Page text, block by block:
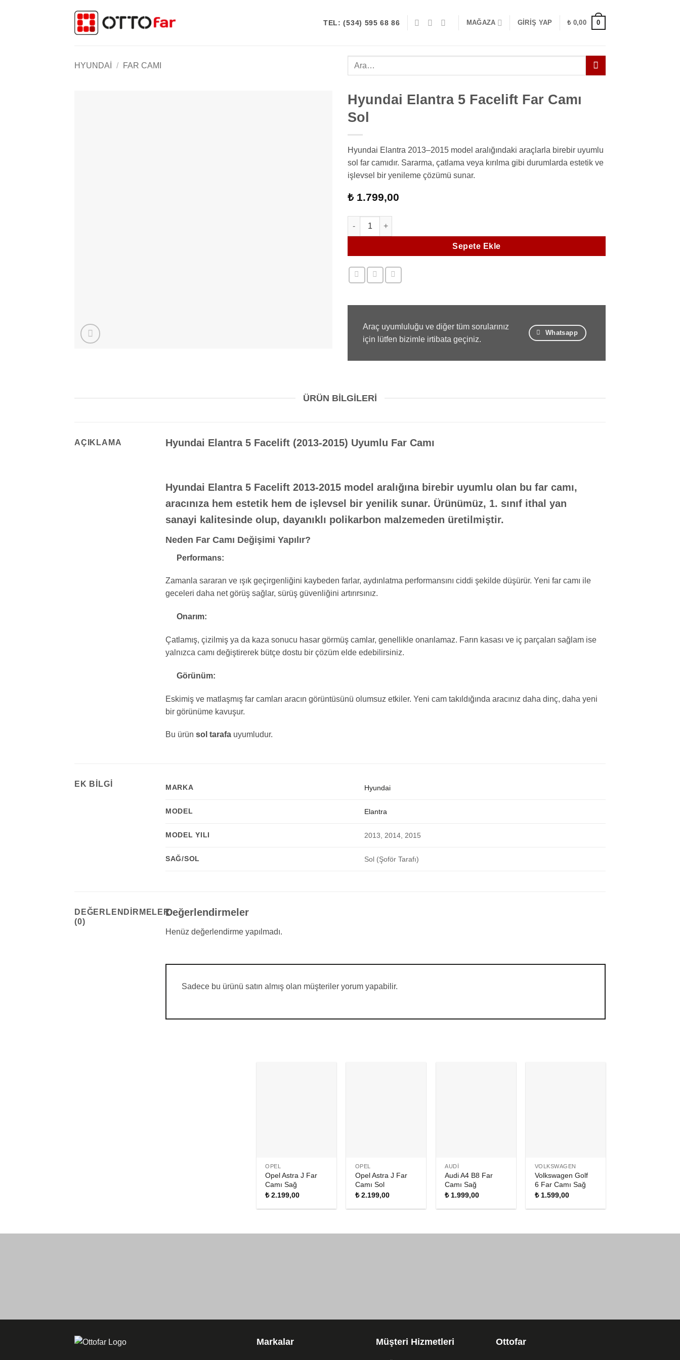
TEL: (534) 595 68 86 MAĞAZA GIRIŞ YAP ₺0,00 0
HYUNDAI / FAR CAMI
Ara:
Hyundai Elantra 5 Facelift Far Camı
Sol
Hyundai Elantra 2013–2015 model aralığındaki araçlarla birebir uyumlu
sol far camıdır. Sararma, çatlama veya kırılma gibi durumlarda estetik ve
işlevsel bir yenileme çözümü sunar.
₺ 1.799,00
Hyundai Elantra 5 Facelift Far Camı Sol adet
Sepete Ekle
Araç uyumluluğu ve diğer tüm sorularınız
için lütfen bizimle irtibata geçiniz.
Whatsapp
ÜRÜN BILGILERI
AÇIKLAMA Hyundai Elantra 5 Facelift (2013-2015) Uyumlu Far Camı
Hyundai Elantra 5 Facelift 2013-2015 model aralığına birebir uyumlu olan bu far camı,
aracınıza hem estetik hem de işlevsel bir yenilik sunar. Ürünümüz, 1. sınıf ithal yan
sanayi kalitesinde olup, dayanıklı polikarbon malzemeden üretilmiştir.
Neden Far Camı Değişimi Yapılır?
Performans:
Zamanla sararan ve ışık geçirgenliğini kaybeden farlar, aydınlatma performansını ciddi şekilde düşürür. Yeni far camı ile
geceleri daha net görüş sağlar, sürüş güvenliğini artırırsınız.
Onarım:
Çatlamış, çizilmiş ya da kaza sonucu hasar görmüş camlar, genellikle onarılamaz. Farın kasası ve iç parçaları sağlam ise
yalnızca camı değiştirerek bütçe dostu bir çözüm elde edebilirsiniz.
Görünüm:
Eskimiş ve matlaşmış far camları aracın görüntüsünü olumsuz etkiler. Yeni cam takıldığında aracınız daha dinç, daha yeni
bir görünüme kavuşur.
Bu ürün sol tarafa uyumludur.
EK BILGI MARKA Hyundai
MODEL Elantra
MODEL YILI 2013, 2014, 2015
SAĞ/SOL Sol (Şoför Tarafı)
DEĞERLENDIRMELER
(0)
Değerlendirmeler
Henüz değerlendirme yapılmadı.
Sadece bu ürünü satın almış olan müşteriler yorum yapabilir.
OPEL
Opel Astra J Far
Camı Sağ
₺2.199,00
OPEL
Opel Astra J Far
Camı Sol
₺2.199,00
AUDI
Audi A4 B8 Far
Camı Sağ
₺1.999,00
VOLKSWAGEN
Volkswagen Golf
6 Far Camı Sağ
₺1.599,00
Markalar Müşteri Hizmetleri Ottofar